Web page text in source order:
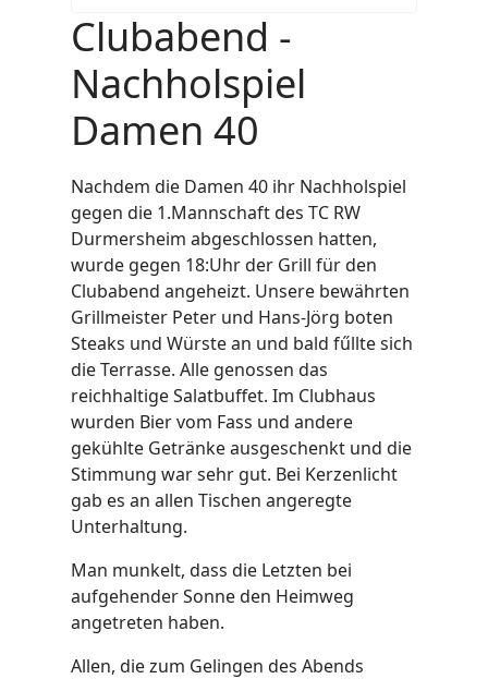
Clubabend -
Nachholspiel
Damen 40
Nachdem die Damen 40 ihr Nachholspiel
gegen die 1.Mannschaft des TC RW
Durmersheim abgeschlossen hatten,
wurde gegen 18:Uhr der Grill für den
Clubabend angeheizt. Unsere bewährten
Grillmeister Peter und Hans-Jörg boten
Steaks und Würste an und bald fűllte sich
die Terrasse. Alle genossen das
reichhaltige Salatbuffet. Im Clubhaus
wurden Bier vom Fass und andere
gekühlte Getränke ausgeschenkt und die
Stimmung war sehr gut. Bei Kerzenlicht
gab es an allen Tischen angeregte
Unterhaltung.
Man munkelt, dass die Letzten bei
aufgehender Sonne den Heimweg
angetreten haben.
Allen, die zum Gelingen des Abends